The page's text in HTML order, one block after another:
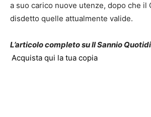
a suo carico nuove utenze, dopo che il
disdetto quelle attualmente valide.
L’articolo completo su Il Sannio
Acquista qui la tua copia